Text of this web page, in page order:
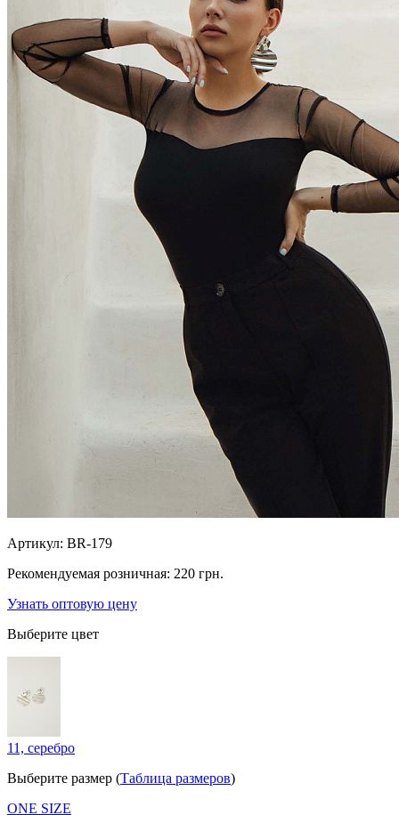
Артикул: BR-179
Рекомендуемая розничная: 220 грн.
Узнать оптовую цену
Выберите цвет
11, серебро
Выберите размер (Таблица размеров)
ONE SIZE